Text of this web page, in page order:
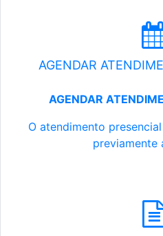
AGENDAR
AGENDAR
O atendimento
previamente